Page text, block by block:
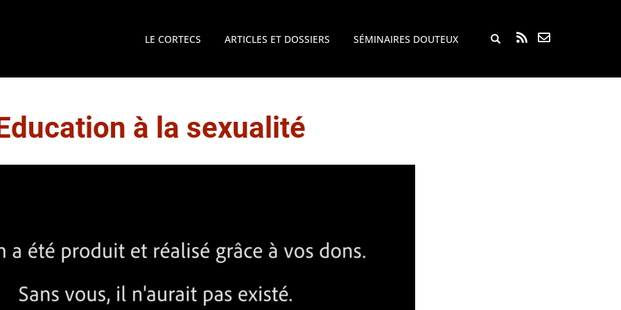
LE CORTECS ARTICLES ET DOSSIERS SÉMINAIRES DOUTEUX Rechercher...
à la sexualité